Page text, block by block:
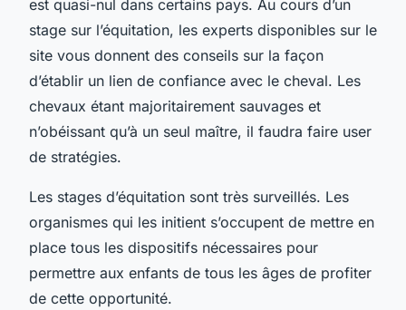
est quasi-nul dans certains pays. Au cours d’un
stage sur l’équitation, les experts disponibles sur le
site vous donnent des conseils sur la façon
d’établir un lien de confiance avec le cheval. Les
chevaux étant majoritairement sauvages et
n’obéissant qu’à un seul maître, il faudra faire user
de stratégies.
Les stages d’équitation sont très surveillés. Les
organismes qui les initient s’occupent de mettre en
place tous les dispositifs nécessaires pour
permettre aux enfants de tous les âges de profiter
de cette opportunité.